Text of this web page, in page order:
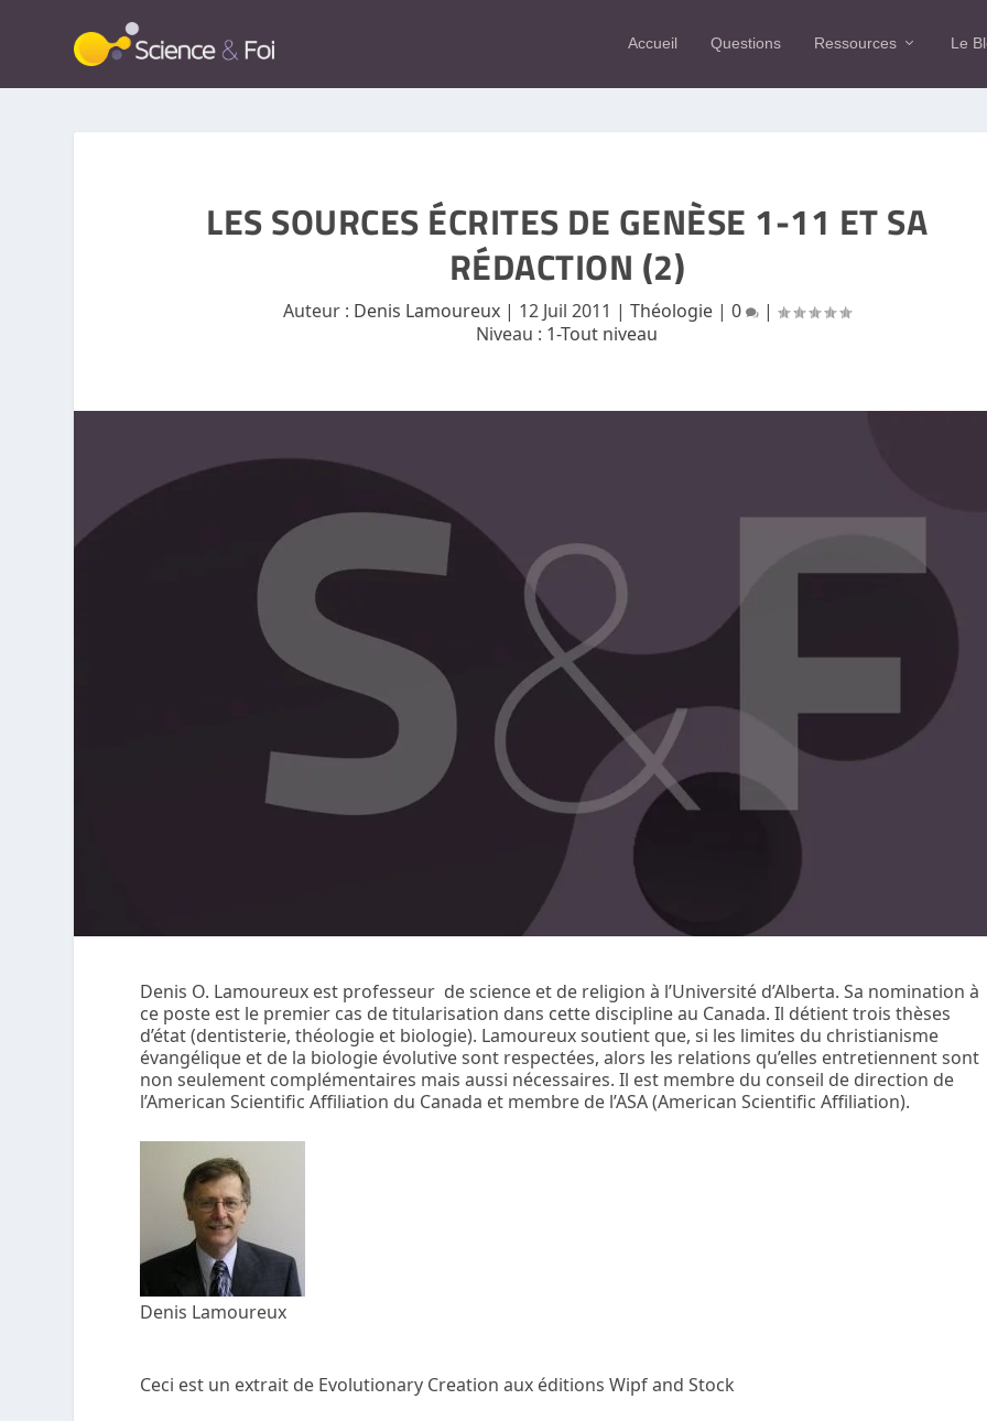
Accueil Questions Ressources Le
LES SOURCES ÉCRITES DE GENÈSE 1-11 ET SA
RÉDACTION (2)
Auteur : Denis Lamoureux | 12 Juil 2011 |Théologie |0
|
Niveau : 1-Tout niveau
Denis O. Lamoureux est professeur de science et de religion à l’Université d’Alberta. Sa nomination à
ce poste est le premier cas de titularisation dans cette discipline au Canada. Il détient trois thèses
d’état (dentisterie, théologie et biologie). Lamoureux soutient que, si les limites du christianisme
évangélique et de la biologie évolutive sont respectées, alors les relations qu’elles entretiennent sont
non seulement complémentaires mais aussi nécessaires. Il est membre du conseil de direction de
l’American Scientific Affiliation du Canada et membre de l’ASA (American Scientific Affiliation).
Denis Lamoureux
Ceci est un extrait de Evolutionary Creation aux éditions Wipf and Stock